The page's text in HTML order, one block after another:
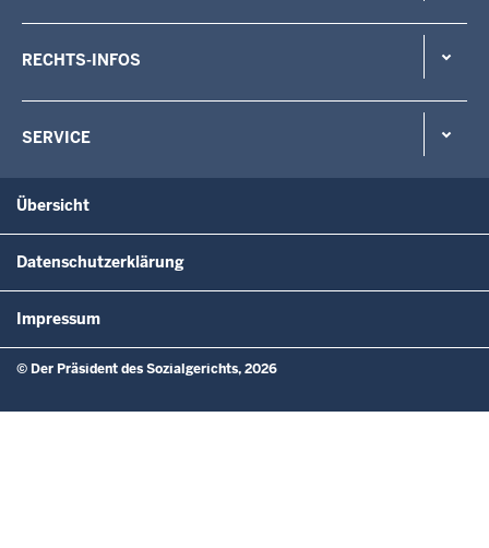
RECHTS-INFOS
SERVICE
Übersicht
Datenschutzerklärung
Impressum
© Der Präsident des Sozialgerichts, 2026